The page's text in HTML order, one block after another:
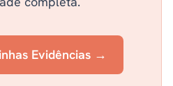
Evidências →